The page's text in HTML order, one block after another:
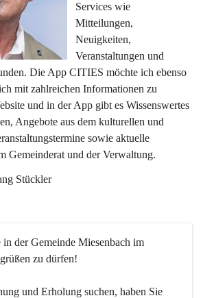
Services wie
Mitteilungen,
Neuigkeiten,
Veranstaltungen und
Die App CITIES möchte ich ebenso
mit zahlreichen Informationen zu
und in der App gibt es Wissenswertes
Angebote aus dem kulturellen und
sowie aktuelle
Gemeinderat und der Verwaltung.
Stückler
der Gemeinde Miesenbach im
zu dürfen!
und Erholung suchen, haben Sie